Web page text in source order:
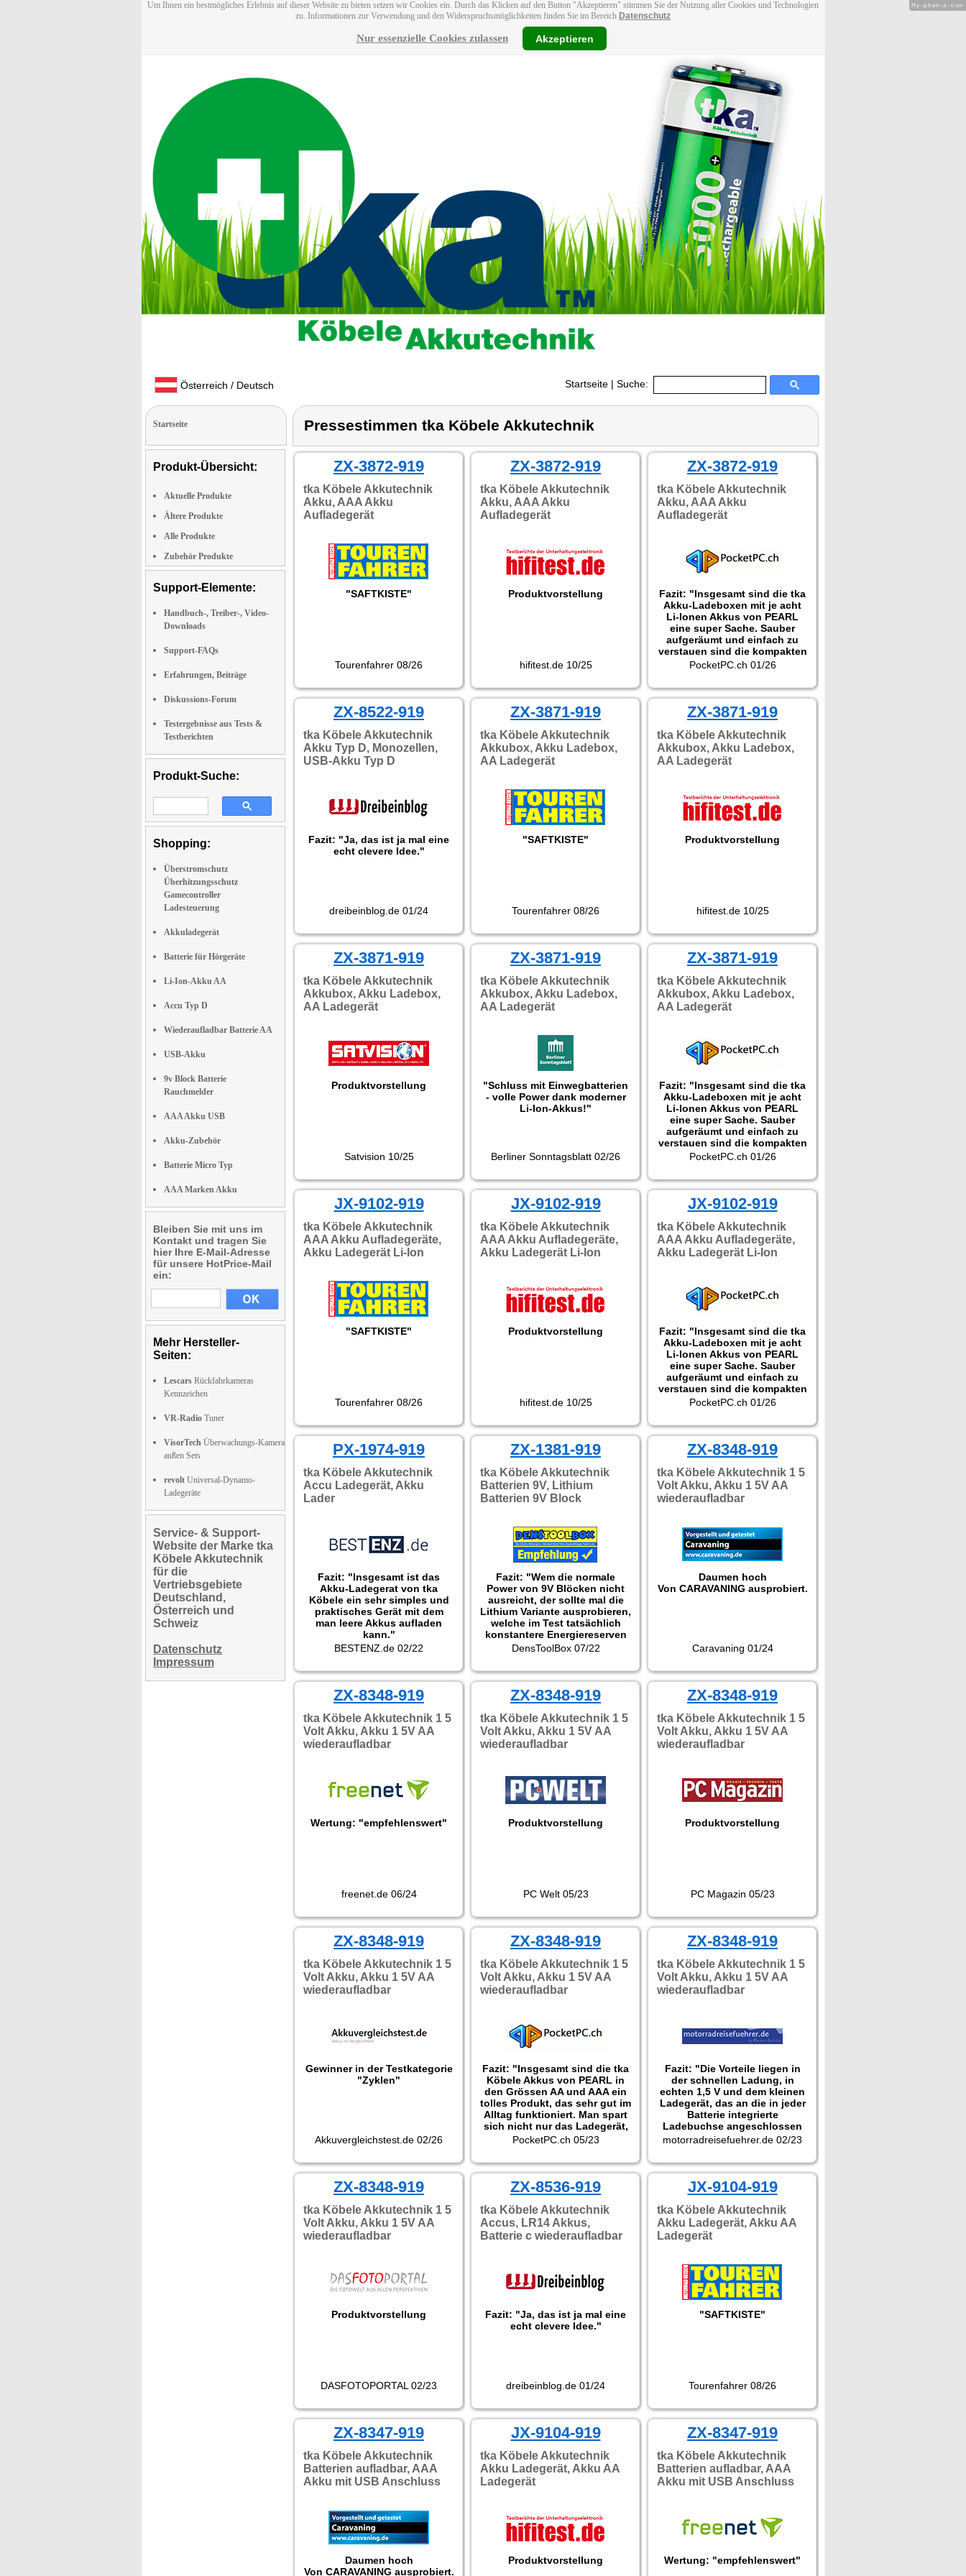
Um Ihnen ein bestmögliches Erlebnis auf dieser Website zu bieten setzen wir Cookies ein. Durch das Klicken auf den Button "Akzeptieren" stimmen Sie der Nutzung aller Cookies und Technologien
zu. Informationen zur Verwendung und den Widerspruchsmöglichkeiten finden Sie im Bereich Datenschutz
Nur essenzielle Cookies zulassen Akzeptieren
Österreich / Deutsch Startseite | Suche:
Startseite
Produkt-Übersicht:
Aktuelle Produkte
Ältere Produkte
Alle Produkte
Zubehör Produkte
Support-Elemente:
Handbuch-, Treiber-, Video-
Downloads
Support-FAQs
Erfahrungen, Beiträge
Diskussions-Forum
Testergebnisse aus Tests &
Testberichten
Produkt-Suche:
Shopping:
Überstromschutz
Überhitzungsschutz
Gamecontroller
Ladesteuerung
Akkuladegerät
Batterie für Hörgeräte
Li-Ion-Akku AA
Accu Typ D
Wiederaufladbar Batterie AA
USB-Akku
9v Block Batterie
Rauchmelder
AAA Akku USB
Akku-Zubehör
Batterie Micro Typ
AAA Marken Akku
Bleiben Sie mit uns im
Kontakt und tragen Sie
hier Ihre E-Mail-Adresse
für unsere HotPrice-Mail
ein:
Mehr Hersteller-
Seiten:
Lescars Rückfahrkameras
Kennzeichen
VR-Radio Tuner
VisorTech Überwachungs-Kamera
außen Sets
revolt Universal-Dynamo-
Ladegeräte
Service- & Support-
Website der Marke tka
Köbele Akkutechnik
für die
Vertriebsgebiete
Deutschland,
Österreich und
Schweiz
Datenschutz
Impressum
Pressestimmen tka Köbele Akkutechnik
ZX-3872-919
tka Köbele Akkutechnik
Akku, AAA Akku
Aufladegerät
"SAFTKISTE"
Tourenfahrer 08/26
ZX-3872-919
tka Köbele Akkutechnik
Akku, AAA Akku
Aufladegerät
Produktvorstellung
hifitest.de 10/25
ZX-3872-919
tka Köbele Akkutechnik
Akku, AAA Akku
Aufladegerät
Fazit: "Insgesamt sind die tka
Akku-Ladeboxen mit je acht
Li-Ionen Akkus von PEARL
eine super Sache. Sauber
aufgeräumt und einfach zu
verstauen sind die kompakten
Ladegeräte richtig praktisch
zur Aufbewahrung sowie zum
Laden der Akkus. Aber auch
im Gepäck oder der
Fototasche sind die Akku-
Packs mit USB-C-Anschluss
durchaus sehr nützlich."
PocketPC.ch 01/26
ZX-8522-919
tka Köbele Akkutechnik
Akku Typ D, Monozellen,
USB-Akku Typ D
Fazit: "Ja, das ist ja mal eine
echt clevere Idee."
dreibeinblog.de 01/24
ZX-3871-919
tka Köbele Akkutechnik
Akkubox, Akku Ladebox,
AA Ladegerät
"SAFTKISTE"
Tourenfahrer 08/26
ZX-3871-919
tka Köbele Akkutechnik
Akkubox, Akku Ladebox,
AA Ladegerät
Produktvorstellung
hifitest.de 10/25
ZX-3871-919
tka Köbele Akkutechnik
Akkubox, Akku Ladebox,
AA Ladegerät
Produktvorstellung
Satvision 10/25
ZX-3871-919
tka Köbele Akkutechnik
Akkubox, Akku Ladebox,
AA Ladegerät
"Schluss mit Einwegbatterien
- volle Power dank moderner
Li-Ion-Akkus!"
Berliner Sonntagsblatt 02/26
ZX-3871-919
tka Köbele Akkutechnik
Akkubox, Akku Ladebox,
AA Ladegerät
Fazit: "Insgesamt sind die tka
Akku-Ladeboxen mit je acht
Li-Ionen Akkus von PEARL
eine super Sache. Sauber
aufgeräumt und einfach zu
verstauen sind die kompakten
Ladegeräte richtig praktisch
zur Aufbewahrung sowie zum
Laden der Akkus. Aber auch
im Gepäck oder der
Fototasche sind die Akku-
Packs mit USB-C-Anschluss
durchaus sehr nützlich."
PocketPC.ch 01/26
JX-9102-919
tka Köbele Akkutechnik
AAA Akku Aufladegeräte,
Akku Ladegerät Li-Ion
"SAFTKISTE"
Tourenfahrer 08/26
JX-9102-919
tka Köbele Akkutechnik
AAA Akku Aufladegeräte,
Akku Ladegerät Li-Ion
Produktvorstellung
hifitest.de 10/25
JX-9102-919
tka Köbele Akkutechnik
AAA Akku Aufladegeräte,
Akku Ladegerät Li-Ion
Fazit: "Insgesamt sind die tka
Akku-Ladeboxen mit je acht
Li-Ionen Akkus von PEARL
eine super Sache. Sauber
aufgeräumt und einfach zu
verstauen sind die kompakten
Ladegeräte richtig praktisch
zur Aufbewahrung sowie zum
Laden der Akkus. Aber auch
im Gepäck oder der
Fototasche sind die Akku-
Packs mit USB-C-Anschluss
durchaus sehr nützlich."
PocketPC.ch 01/26
PX-1974-919
tka Köbele Akkutechnik
Accu Ladegerät, Akku
Lader
Fazit: "Insgesamt ist das
Akku-Ladegerat von tka
Köbele ein sehr simples und
praktisches Gerät mit dem
man leere Akkus aufladen
kann."
BESTENZ.de 02/22
ZX-1381-919
tka Köbele Akkutechnik
Batterien 9V, Lithium
Batterien 9V Block
Fazit: "Wem die normale
Power von 9V Blöcken nicht
ausreicht, der sollte mal die
Lithium Variante ausprobieren,
welche im Test tatsächlich
konstantere Energiereserven
zeigte. Perfekt für
DensToolBox 07/22
ZX-8348-919
tka Köbele Akkutechnik 1 5
Volt Akku, Akku 1 5V AA
wiederaufladbar
Daumen hoch
Von CARAVANING ausprobiert.
Caravaning 01/24
ZX-8348-919
tka Köbele Akkutechnik 1 5
Volt Akku, Akku 1 5V AA
wiederaufladbar
Wertung: "empfehlenswert"
freenet.de 06/24
ZX-8348-919
tka Köbele Akkutechnik 1 5
Volt Akku, Akku 1 5V AA
wiederaufladbar
Produktvorstellung
PC Welt 05/23
ZX-8348-919
tka Köbele Akkutechnik 1 5
Volt Akku, Akku 1 5V AA
wiederaufladbar
Produktvorstellung
PC Magazin 05/23
ZX-8348-919
tka Köbele Akkutechnik 1 5
Volt Akku, Akku 1 5V AA
wiederaufladbar
Gewinner in der Testkategorie
"Zyklen"
Akkuvergleichstest.de 02/26
ZX-8348-919
tka Köbele Akkutechnik 1 5
Volt Akku, Akku 1 5V AA
wiederaufladbar
Fazit: "Insgesamt sind die tka
Köbele Akkus von PEARL in
den Grössen AA und AAA ein
tolles Produkt, das sehr gut im
Alltag funktioniert. Man spart
sich nicht nur das Ladegerät,
da jede Akkuzelle direkt per
kann, sondern kann direkt
auch vier Sekundärzellen
gleichzeitig und schnell
aufladen dank der
mitgeliferten Vierfach-USB-
Kabel. Zudem ersetzen die
Akkus dank 1.5 V
Betriebsspannung auch
PocketPC.ch 05/23
ZX-8348-919
tka Köbele Akkutechnik 1 5
Volt Akku, Akku 1 5V AA
wiederaufladbar
Fazit: "Die Vorteile liegen in
der schnellen Ladung, in
echten 1,5 V und dem kleinen
Ladegerät, das an die in jeder
Batterie integrierte
Ladebuchse angeschlossen
wird. Technisch gesehen sind
mit dem Handy-Loader schnell
wiederaufladbar."
motorradreisefuehrer.de 02/23
ZX-8348-919
tka Köbele Akkutechnik 1 5
Volt Akku, Akku 1 5V AA
wiederaufladbar
Produktvorstellung
DASFOTOPORTAL 02/23
ZX-8536-919
tka Köbele Akkutechnik
Accus, LR14 Akkus,
Batterie c wiederaufladbar
Fazit: "Ja, das ist ja mal eine
echt clevere Idee."
dreibeinblog.de 01/24
JX-9104-919
tka Köbele Akkutechnik
Akku Ladegerät, Akku AA
Ladegerät
"SAFTKISTE"
Tourenfahrer 08/26
ZX-8347-919
tka Köbele Akkutechnik
Batterien aufladbar, AAA
Akku mit USB Anschluss
Daumen hoch
Von CARAVANING ausprobiert.
JX-9104-919
tka Köbele Akkutechnik
Akku Ladegerät, Akku AA
Ladegerät
Produktvorstellung
ZX-8347-919
tka Köbele Akkutechnik
Batterien aufladbar, AAA
Akku mit USB Anschluss
Wertung: "empfehlenswert"
Hy-phen-a-tion